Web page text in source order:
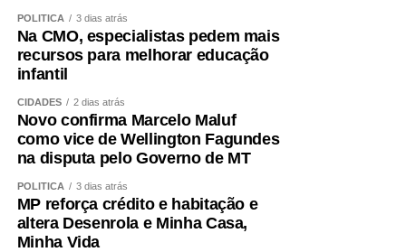
POLÍTICA 3 dias atrás
Na CMO, especialistas pedem mais
recursos para melhorar educação
infantil
CIDADES 2 dias atrás
Novo confirma Marcelo Maluf
como vice de Wellington Fagundes
na disputa pelo Governo de MT
POLÍTICA 3 dias atrás
MP reforça crédito e habitação e
altera Desenrola e Minha Casa,
Minha Vida